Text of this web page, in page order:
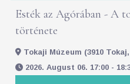
Esték az Agórában - A
története
Tokaji Múzeum (3910
2026. August 06. 17:00 -